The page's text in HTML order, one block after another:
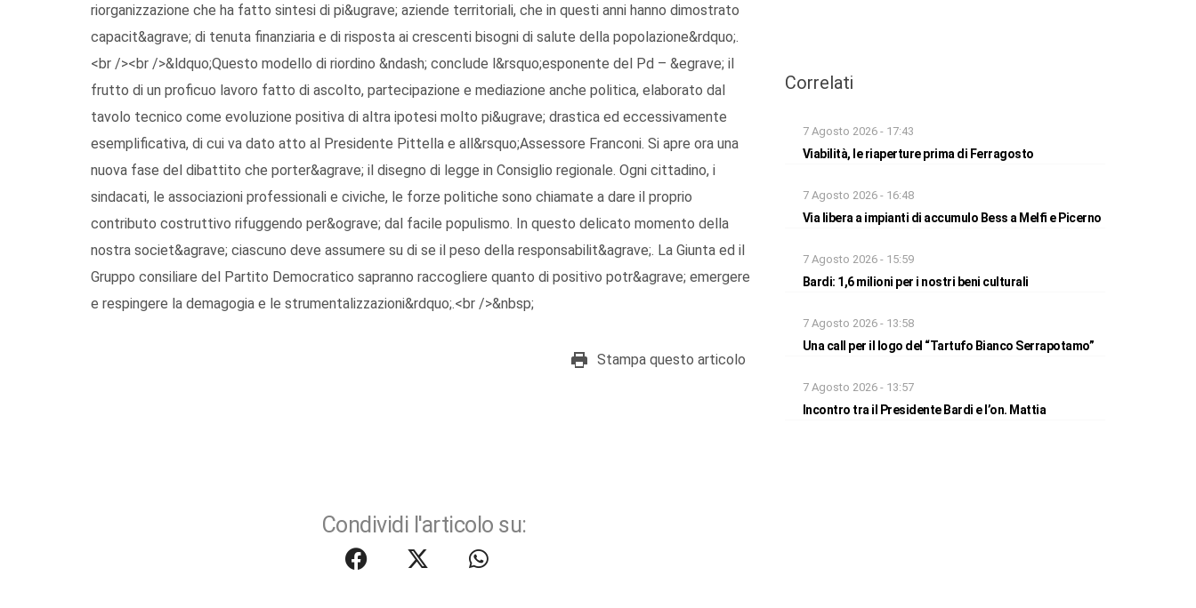
riorganizzazione che ha fatto sintesi di pi&ugrave; aziende territoriali, che in questi anni hanno dimostrato
capacit&agrave; di tenuta finanziaria e di risposta ai crescenti bisogni di salute della popolazione&rdquo;.
<br /><br />&ldquo;Questo modello di riordino &ndash; conclude l&rsquo;esponente del Pd – &egrave; il
frutto di un proficuo lavoro fatto di ascolto, partecipazione e mediazione anche politica, elaborato dal
tavolo tecnico come evoluzione positiva di altra ipotesi molto pi&ugrave; drastica ed eccessivamente
esemplificativa, di cui va dato atto al Presidente Pittella e all&rsquo;Assessore Franconi. Si apre ora una
nuova fase del dibattito che porter&agrave; il disegno di legge in Consiglio regionale. Ogni cittadino, i
sindacati, le associazioni professionali e civiche, le forze politiche sono chiamate a dare il proprio
contributo costruttivo rifuggendo per&ograve; dal facile populismo. In questo delicato momento della
nostra societ&agrave; ciascuno deve assumere su di se il peso della responsabilit&agrave;. La Giunta ed il
Gruppo consiliare del Partito Democratico sapranno raccogliere quanto di positivo potr&agrave; emergere
e respingere la demagogia e le strumentalizzazioni&rdquo;.<br />&nbsp;
Stampa questo articolo
Condividi l'articolo su:
Correlati
7 Agosto 2026 - 17:43
Viabilità, le riaperture prima di Ferragosto
7 Agosto 2026 - 16:48
Via libera a impianti di accumulo Bess a Melfi e Picerno
7 Agosto 2026 - 15:59
Bardi: 1,6 milioni per i nostri beni culturali
7 Agosto 2026 - 13:58
Una call per il logo del “Tartufo Bianco Serrapotamo”
7 Agosto 2026 - 13:57
Incontro tra il Presidente Bardi e l’on. Mattia